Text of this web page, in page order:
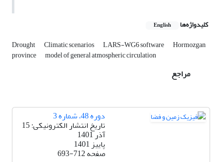
کلیدواژه‌ها English
Drought Climatic scenarios LARS-WG6 software Hormozgan
province model of general atmospheric circulation
مراجع
دوره 48، شماره 3
تاریخ انتشار الکترونیکی: 15
آذر 1401
پاییز 1401
صفحه693-712